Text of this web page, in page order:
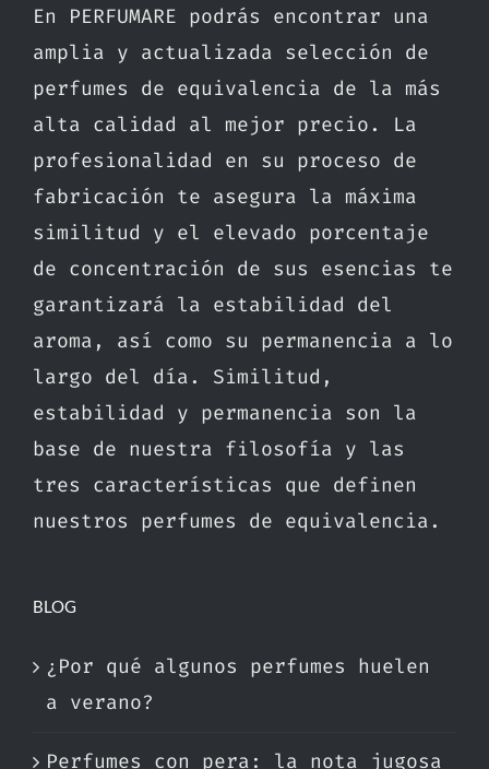
En PERFUMARE podrás encontrar una
amplia y actualizada selección de
perfumes de equivalencia de la más
alta calidad al mejor precio. La
profesionalidad en su proceso de
fabricación te asegura la máxima
similitud y el elevado porcentaje
de concentración de sus esencias te
garantizará la estabilidad del
aroma, así como su permanencia a lo
largo del día. Similitud,
estabilidad y permanencia son la
base de nuestra filosofía y las
tres características que definen
nuestros perfumes de equivalencia.
BLOG
¿Por qué algunos perfumes huelen
a verano?
Perfumes con pera: la nota jugosa